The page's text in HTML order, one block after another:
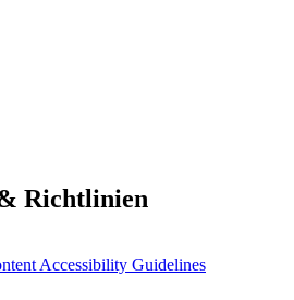
Richtlinien
Accessibility Guidelines